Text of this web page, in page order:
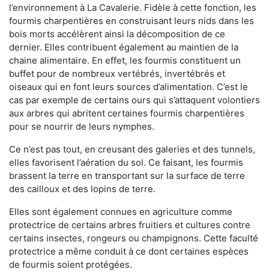
l’environnement à La Cavalerie. Fidèle à cette fonction, les
fourmis charpentières en construisant leurs nids dans les
bois morts accélèrent ainsi la décomposition de ce
dernier. Elles contribuent également au maintien de la
chaine alimentaire. En effet, les fourmis constituent un
buffet pour de nombreux vertébrés, invertébrés et
oiseaux qui en font leurs sources d’alimentation. C’est le
cas par exemple de certains ours qui s’attaquent volontiers
aux arbres qui abritent certaines fourmis charpentières
pour se nourrir de leurs nymphes.
Ce n’est pas tout, en creusant des galeries et des tunnels,
elles favorisent l’aération du sol. Ce faisant, les fourmis
brassent la terre en transportant sur la surface de terre
des cailloux et des lopins de terre.
Elles sont également connues en agriculture comme
protectrice de certains arbres fruitiers et cultures contre
certains insectes, rongeurs ou champignons. Cette faculté
protectrice a même conduit à ce dont certaines espèces
de fourmis soient protégées.